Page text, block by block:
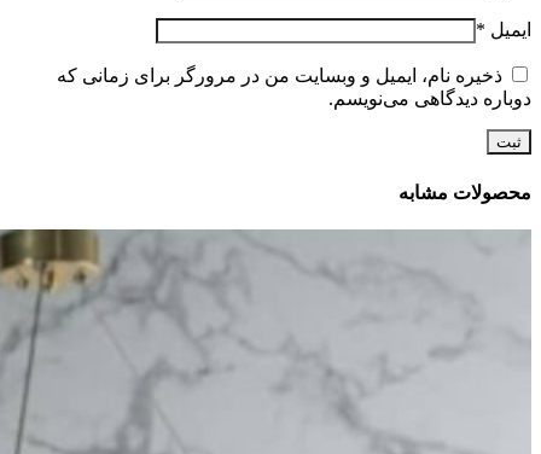
ایمیل *
ذخیره نام، ایمیل و وبسایت من در مرورگر برای زمانی که
دوباره دیدگاهی می‌نویسم.
محصولات مشابه